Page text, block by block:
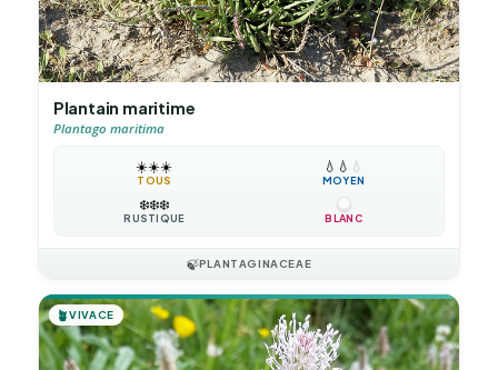
Plantain maritime
Plantago maritima
☀️☀️☀️
TOUS
💧 💧 💧
MOYEN
❄️❄️❄️
RUSTIQUE BLANC
🍃PLANTAGINACEAE
🪴VIVACE